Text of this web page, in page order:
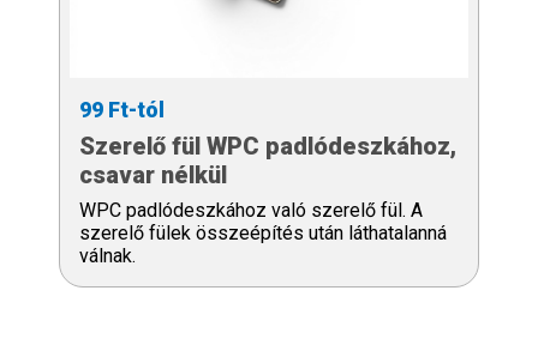
99 Ft-tól
Szerelő fül WPC padlódeszkához,
csavar nélkül
WPC padlódeszkához való szerelő fül. A
szerelő fülek összeépítés után láthatalanná
válnak.